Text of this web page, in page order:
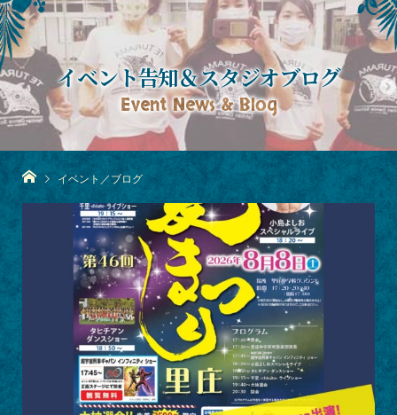
イベント告知＆スタジオブログ
Event News & Blog
イベント／ブログ